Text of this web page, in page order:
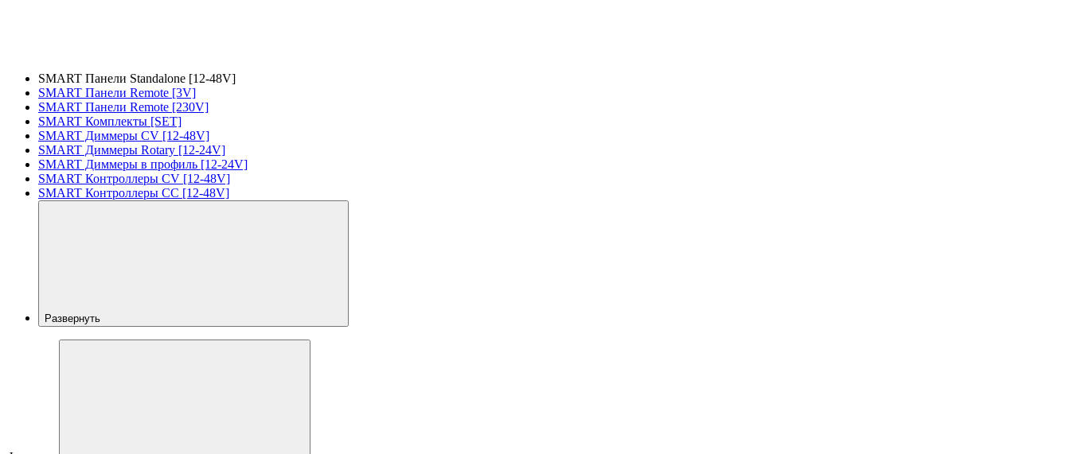
SMART Панели Standalone [12-48V]
SMART Панели Remote [3V]
SMART Панели Remote [230V]
SMART Комплекты [SET]
SMART Диммеры CV [12-48V]
SMART Диммеры Rotary [12-24V]
SMART Диммеры в профиль [12-24V]
SMART Контроллеры CV [12-48V]
SMART Контроллеры CC [12-48V]
Развернуть